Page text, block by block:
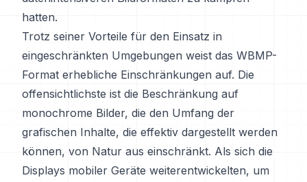
hatten.
Trotz seiner Vorteile für den Einsatz in
eingeschränkten Umgebungen weist das WBMP-
Format erhebliche Einschränkungen auf. Die
offensichtlichste ist die Beschränkung auf
monochrome Bilder, die den Umfang der
grafischen Inhalte, die effektiv dargestellt werden
können, von Natur aus einschränkt. Als sich die
Displays mobiler Geräte weiterentwickelten, um